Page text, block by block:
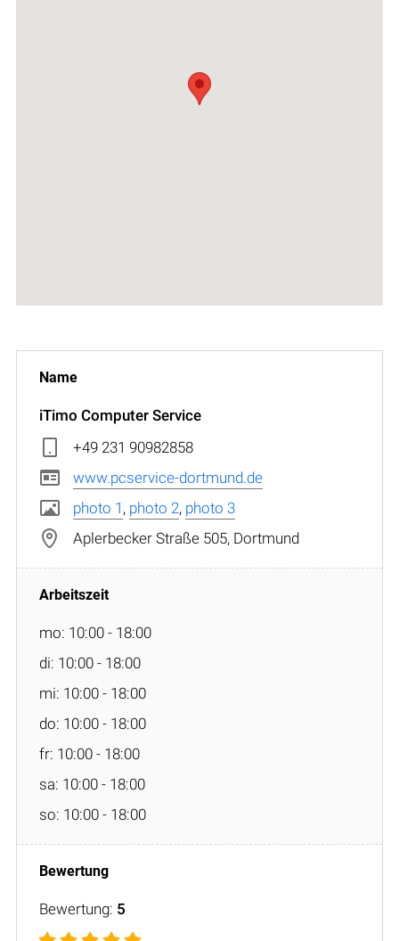
iTimo Computer Service
+49 231 90982858
www.pcservice-dortmund.de
photo 1 , photo 2, photo 3
Aplerbecker Straße 505, Dortmund
mo: 10:00 - 18:00
di: 10:00 - 18:00
mi: 10:00 - 18:00
do: 10:00 - 18:00
fr: 10:00 - 18:00
sa: 10:00 - 18:00
so: 10:00 - 18:00
Bewertung: 5